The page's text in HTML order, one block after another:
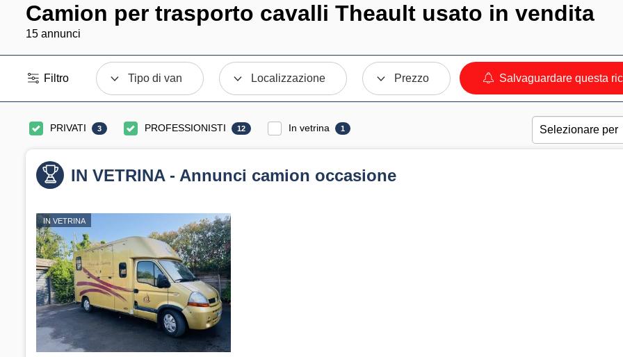
Camion per trasporto cavalli Theault usato in vendita
15 annunci
Filtro Tipo di van Localizzazione Prezzo Salvaguardare questa
PRIVATI 3 PROFESSIONISTI 12 In vetrina 1
IN VETRINA - Annunci camion occasione
IN VETRINA